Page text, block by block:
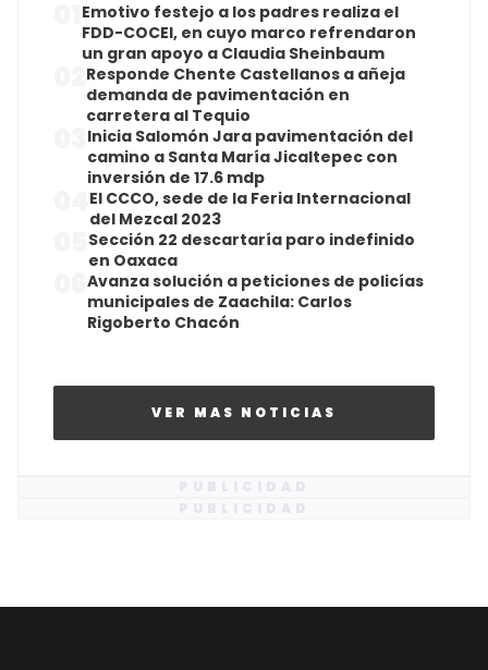
Emotivo festejo a los padres realiza el
FDD-COCEI, en cuyo marco refrendaron
un gran apoyo a Claudia Sheinbaum
Responde Chente Castellanos a añeja
demanda de pavimentación en
carretera al Tequio
Inicia Salomón Jara pavimentación del
camino a Santa María Jicaltepec con
inversión de 17.6 mdp
El CCCO, sede de la Feria Internacional
del Mezcal 2023
Sección 22 descartaría paro indefinido
en Oaxaca
Avanza solución a peticiones de policías
municipales de Zaachila: Carlos
Rigoberto Chacón
VER MAS NOTICIAS